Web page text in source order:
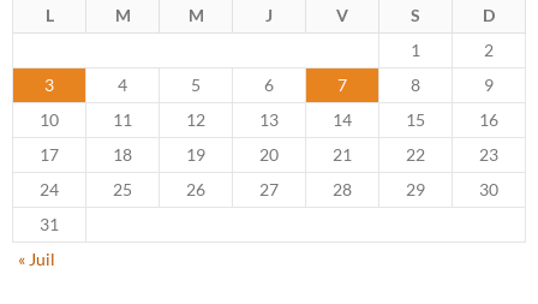
L M M J V S
D
1
2
3
4 5 6 7 8
9
10
11 12 13 14 15
16
17
18 19 20 21 22
23
24
25 26 27 28 29
30
31
« Juil